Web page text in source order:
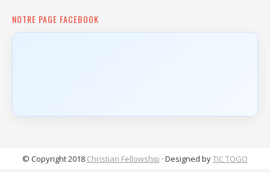
NOTRE PAGE FACEBOOK
© Copyright 2018 Christian Fellowship · Designed byTIC TOGO